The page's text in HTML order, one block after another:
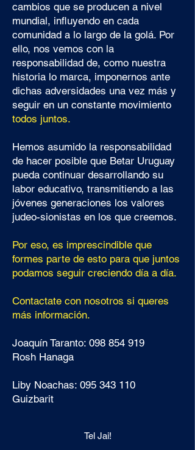
cambios que se producen a nivel
mundial, influyendo en cada
comunidad a lo largo de la golá. Por
ello, nos vemos con la
responsabilidad de, como nuestra
historia lo marca, imponernos ante
dichas adversidades una vez más y
seguir en un constante movimiento
todos juntos.
Hemos asumido la responsabilidad
de hacer posible que Betar Uruguay
pueda continuar desarrollando su
labor educativo, transmitiendo a las
jóvenes generaciones los valores
judeo-sionistas en los que creemos.
Por eso, es imprescindible que
formes parte de esto para que juntos
podamos seguir creciendo día a día.
Contactate con nosotros si queres
más información.
Joaquín Taranto: 098 854 919
Rosh Hanaga
Liby Noachas: 095 343 110
Guizbarit
Tel Jai!